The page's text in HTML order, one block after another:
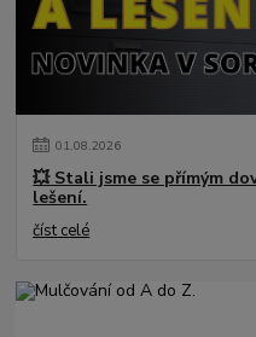
01.08.2026
💥 Stali jsme se přímým
lešení.
číst celé